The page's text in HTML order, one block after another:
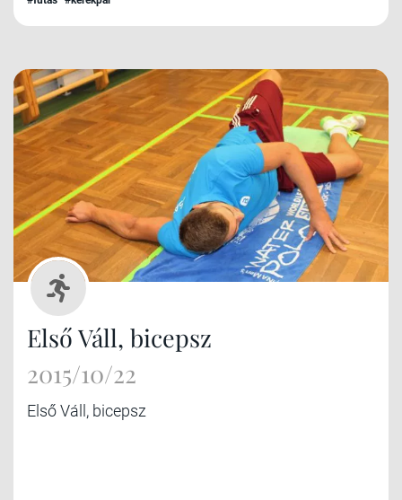
Első Váll, bicepsz
2015/10/22
Első Váll, bicepsz